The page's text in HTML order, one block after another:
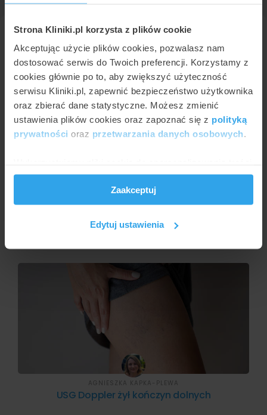
Strona Kliniki.pl korzysta z plików cookie
Akceptując użycie plików cookies, pozwalasz nam
dostosować serwis do Twoich preferencji. Korzystamy z
cookies głównie po to, aby zwiększyć użyteczność
serwisu Kliniki.pl, zapewnić bezpieczeństwo użytkownika
oraz zbierać dane statystyczne. Możesz zmienić
ustawienia plików cookies oraz zapoznać się z polityką
prywatności oraz przetwarzania danych osobowych.
i reklam, aby oferować funkcje społecznościowe i
analizować ruch w naszej witrynie. Informacje o tym, jak
korzystasz z naszej witryny, udostępniamy partnerom
społecznościowym, reklamowym i analitycznym.
otrzymanymi od Ciebie lub uzyskanymi podczas
korzystania z ich usług.
Zaakceptuj
Edytuj ustawienia
Więcej na temat badania USG
Doppler
pozwala zdiagnozować?
USG Doppler żył kończyn dolnych
AGNIESZKA KAPKA-PLEWA